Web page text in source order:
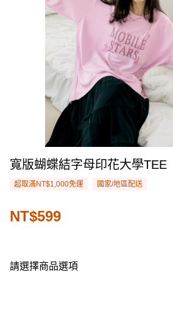
寬版蝴蝶結字母印花大學TEE
超取滿NT$1,000免運 國家/地區配送
NT$599
請選擇商品選項